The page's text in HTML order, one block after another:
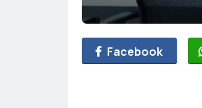
Facebook